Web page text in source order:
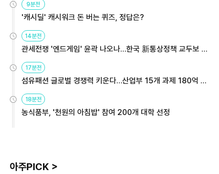
9분전
'캐시딜' 캐시워크 돈 버는 퀴즈, 정답은?
14분전
관세전쟁 '엔드게임' 윤곽 나오나…한국 新통상정책 교두보 활
용해야
17분전
섬유패션 글로벌 경쟁력 키운다…산업부 15개 과제 180억 지
원
18분전
농식품부, '천원의 아침밥' 참여 200개 대학 선정
아주PICK >